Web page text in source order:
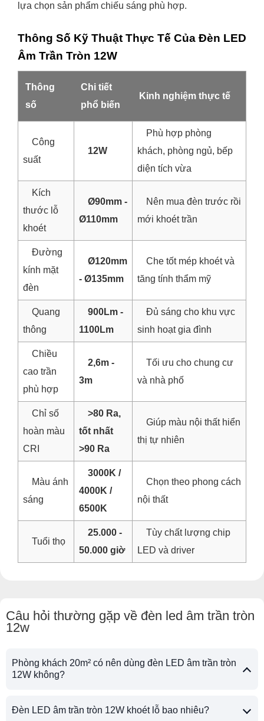
lựa chọn sản phẩm chiếu sáng phù hợp.
Thông Số Kỹ Thuật Thực Tế Của Đèn LED
Âm Trần Tròn 12W
Thông
số
Chi tiết
phổ biến
Kinh nghiệm thực tế
Công
suất
12W
Phù hợp phòng
khách, phòng ngủ, bếp
diện tích vừa
Kích
thước lỗ
khoét
Ø90mm -
Ø110mm
Nên mua đèn trước rồi
mới khoét trần
Đường
kính mặt
đèn
Ø120mm
- Ø135mm
Che tốt mép khoét và
tăng tính thẩm mỹ
Quang
thông
900Lm -
1100Lm
Đủ sáng cho khu vực
sinh hoạt gia đình
Chiều
cao trần
phù hợp
2,6m -
3m
Tối ưu cho chung cư
và nhà phố
Chỉ số
hoàn màu
CRI
>80 Ra,
tốt nhất
>90 Ra
Giúp màu nội thất hiển
thị tự nhiên
Màu ánh
sáng
3000K /
4000K /
6500K
Chọn theo phong cách
nội thất
Tuổi thọ
25.000 -
50.000 giờ
Tùy chất lượng chip
LED và driver
Câu hỏi thường gặp về đèn led âm trần tròn
12w
Phòng khách 20m² có nên dùng đèn LED âm trần tròn
12W không?
Đèn LED âm trần tròn 12W khoét lỗ bao nhiêu?